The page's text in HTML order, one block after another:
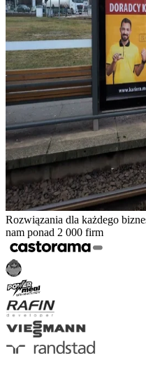
Rozwiązania dla każdego
nam ponad 2 000 firm